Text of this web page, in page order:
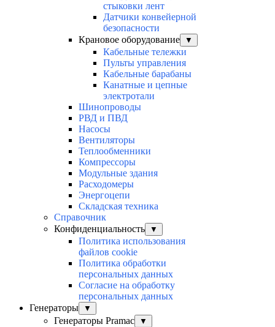
стыковки лент
Датчики конвейерной
безопасности
Крановое оборудование
▼
Кабельные тележки
Пульты управления
Кабельные барабаны
Канатные и цепные
электротали
Шинопроводы
РВД и ПВД
Насосы
Вентиляторы
Теплообменники
Компрессоры
Модульные здания
Расходомеры
Энергоцепи
Складская техника
Справочник
Конфиденциальность
▼
Политика использования
файлов cookie
Политика обработки
персональных данных
Согласие на обработку
персональных данных
Генераторы
▼
Генераторы Pramac ▼